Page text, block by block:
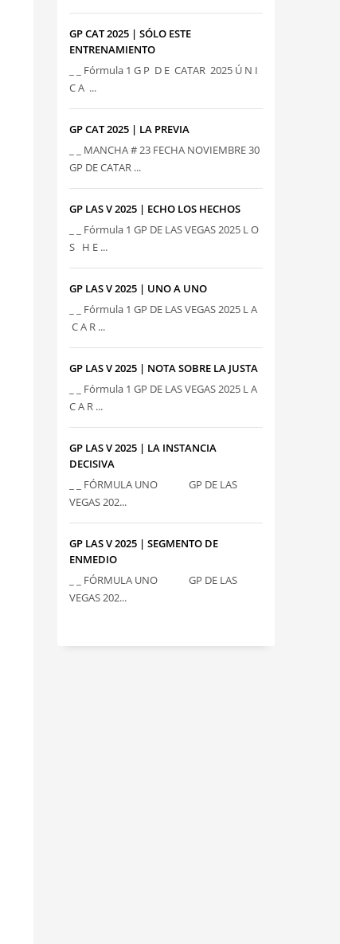
GP CAT 2025 | SÓLO ESTE
ENTRENAMIENTO
_ _ Fórmula 1 G P D E CATAR 2025 Ú N I
C A ...
GP CAT 2025 | LA PREVIA
_ _ MANCHA # 23 FECHA NOVIEMBRE 30
GP DE CATAR ...
GP LAS V 2025 | ECHO LOS HECHOS
_ _ Fórmula 1 GP DE LAS VEGAS 2025 L O
S H E ...
GP LAS V 2025 | UNO A UNO
_ _ Fórmula 1 GP DE LAS VEGAS 2025 L A
C A R ...
GP LAS V 2025 | NOTA SOBRE LA JUSTA
_ _ Fórmula 1 GP DE LAS VEGAS 2025 L A
C A R ...
GP LAS V 2025 | LA INSTANCIA
DECISIVA
_ _ FÓRMULA UNO GP DE LAS
VEGAS 202...
GP LAS V 2025 | SEGMENTO DE
ENMEDIO
_ _ FÓRMULA UNO GP DE LAS
VEGAS 202...